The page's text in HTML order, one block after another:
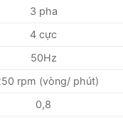
3 pha
4 cực
50Hz
rpm (vòng/ phút)
0,8